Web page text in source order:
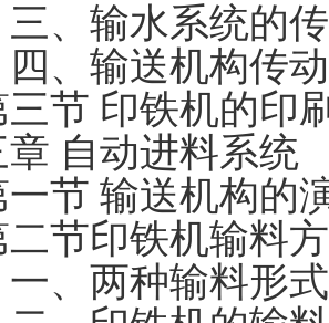
输水系统的
输送机构传动
节 印铁机的印
章 自动进料系统
节 输送机构的
节印铁机输料
两种输料形式